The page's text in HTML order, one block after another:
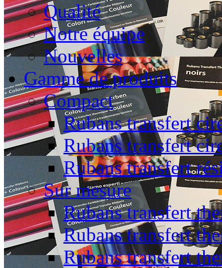
Qualité
Notre équipe
Nouvelles
Gamme de produits
Compact
Rubans transfert
Rubans transfert
Rubans transfert
Sur mesure
Rubans transfert
Rubans transfert
Rubans transfert